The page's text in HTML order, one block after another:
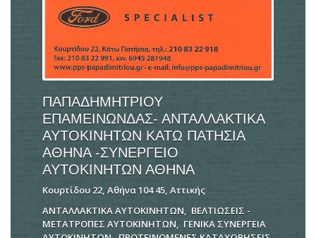
ΠΑΠΑΔΗΜΗΤΡΙΟΥ
ΕΠΑΜΕΙΝΩΝΔΑΣ- ΑΝΤΑΛΛΑΚΤΙΚΑ
ΑΥΤΟΚΙΝΗΤΩΝ ΚΑΤΩ ΠΑΤΗΣΙΑ
ΑΘΗΝΑ -ΣΥΝΕΡΓΕΙΟ
ΑΥΤΟΚΙΝΗΤΩΝ ΑΘΗΝΑ
Κουρτίδου 22, Αθήνα 104 45, Αττικής
ΑΝΤΑΛΛΑΚΤΙΚΑ ΑΥΤΟΚΙΝΗΤΩΝ, ΒΕΛΤΙΩΣΕΙΣ -
ΜΕΤΑΤΡΟΠΕΣ ΑΥΤΟΚΙΝΗΤΩΝ, ΓΕΝΙΚΑ ΣΥΝΕΡΓΕΙΑ